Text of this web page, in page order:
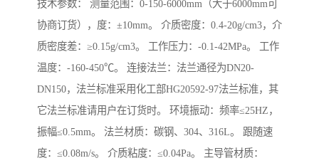
技术参数： 测量范围：0-150-6000mm（大于6000mm可
协商订货），度：±10mm。 介质密度：0.4-20g/cm3，介
质密度差：≥0.15g/cm3。 工作压力：-0.1-42MPa。 工作
温度：-160-450℃。 连接法兰：法兰通径为DN20-
DN150，法兰标准采用化工部HG20592-97法兰标准，其
它法兰标准请用户在订货时。 环境振动：频率≤25HZ，
振幅≤0.5mm。 法兰材质：碳钢、304、316L。 跟随速
度：≤0.08m/s。 介质粘度：≤0.04Pa。 主导管材质：